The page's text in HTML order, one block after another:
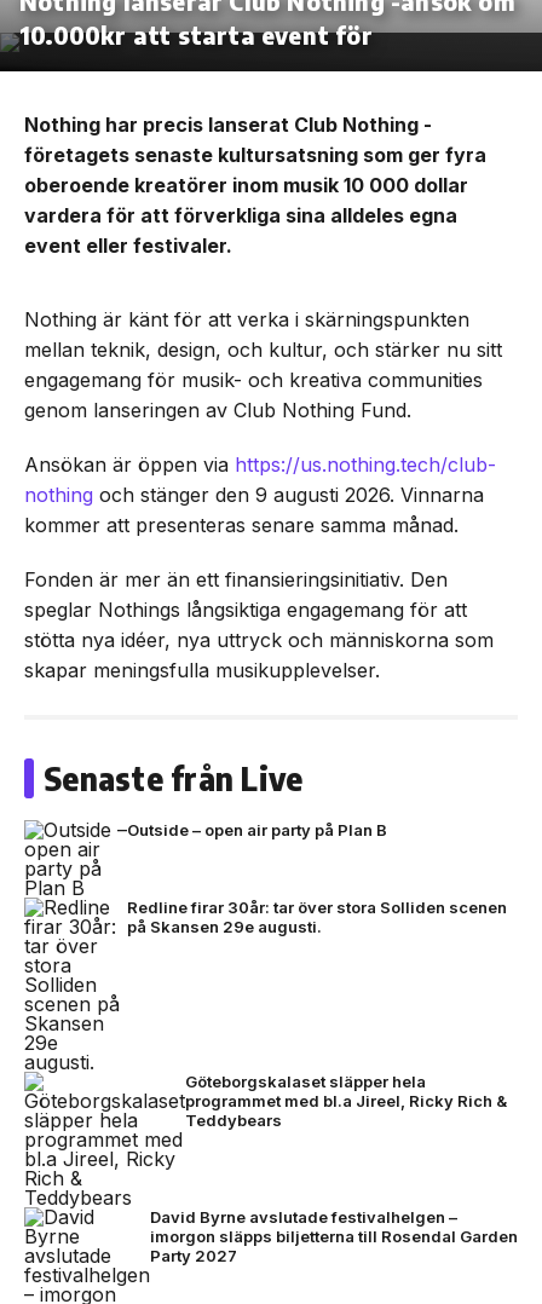
10.000kr att starta event för
Nothing har precis lanserat Club Nothing -
företagets senaste kultursatsning som ger fyra
oberoende kreatörer inom musik 10 000 dollar
vardera för att förverkliga sina alldeles egna
event eller festivaler.
Nothing är känt för att verka i skärningspunkten
mellan teknik, design, och kultur, och stärker nu sitt
engagemang för musik- och kreativa communities
genom lanseringen av Club Nothing Fund.
Ansökan är öppen via https://us.nothing.tech/club-
nothing och stänger den 9 augusti 2026. Vinnarna
kommer att presenteras senare samma månad.
Fonden är mer än ett finansieringsinitiativ. Den
speglar Nothings långsiktiga engagemang för att
stötta nya idéer, nya uttryck och människorna som
skapar meningsfulla musikupplevelser.
Senaste från Live
Outside – open air party på Plan B
Redline firar 30år: tar över stora Solliden scenen
på Skansen 29e augusti.
Göteborgskalaset släpper hela
programmet med bl.a Jireel, Ricky Rich &
Teddybears
David Byrne avslutade festivalhelgen –
imorgon släpps biljetterna till Rosendal Garden
Party 2027